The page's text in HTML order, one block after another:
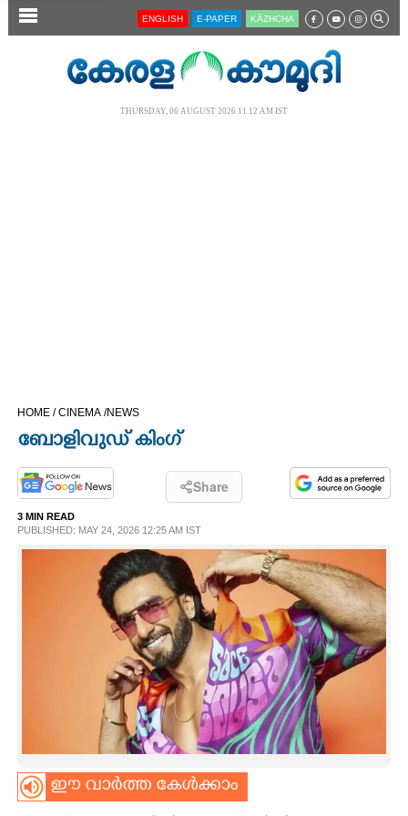
SECTIONS
OPINION
PHOTOS
ASTRO
ENGLISH E-PAPER KĀZHCHA
THURSDAY, 06 AUGUST 2026 11.12 AM IST
HOME /CINEMA /NEWS
ബോളിവുഡ് കിംഗ്
Share
3 MIN READ
PUBLISHED: MAY 24, 2026 12:25 AM IST
ഈ വാർത്ത കേൾക്കാം